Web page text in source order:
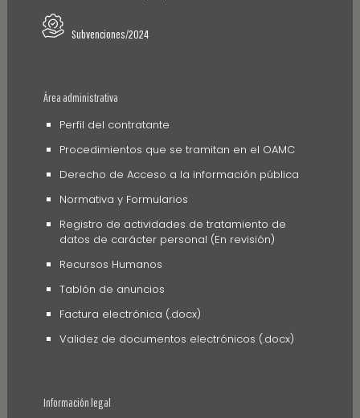
Subvenciones/2024
Área administrativa
Perfil del contratante
Procedimientos que se tramitan en el OAMC
Derecho de Acceso a la información pública
Normativa y Formularios
Registro de actividades de tratamiento de
datos de carácter personal (En revisión)
Recursos Humanos
Tablón de anuncios
Factura electrónica (.docx)
Validez de documentos electrónicos (.docx)
Información legal